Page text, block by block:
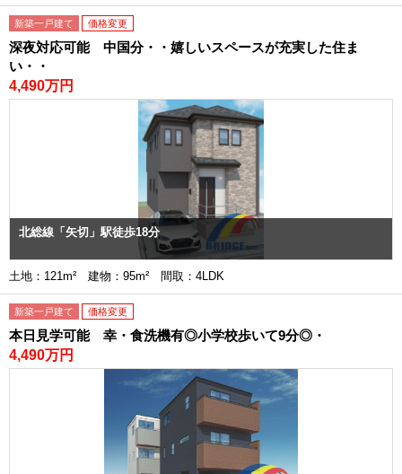
新築一戸建て 価格変更
深夜対応可能 中国分・・嬉しいスペースが充実した住ま
い・・
4,490万円
北総線「矢切」駅徒歩18分
土地：121m² 建物：95m² 間取：4LDK
新築一戸建て 価格変更
本日見学可能 幸・食洗機有◎小学校歩いて9分◎・
4,490万円